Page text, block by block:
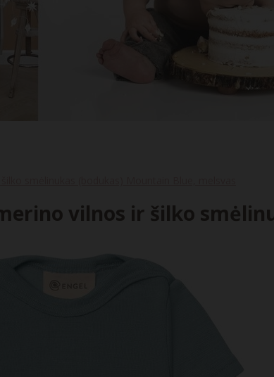
vilnos ir šilko